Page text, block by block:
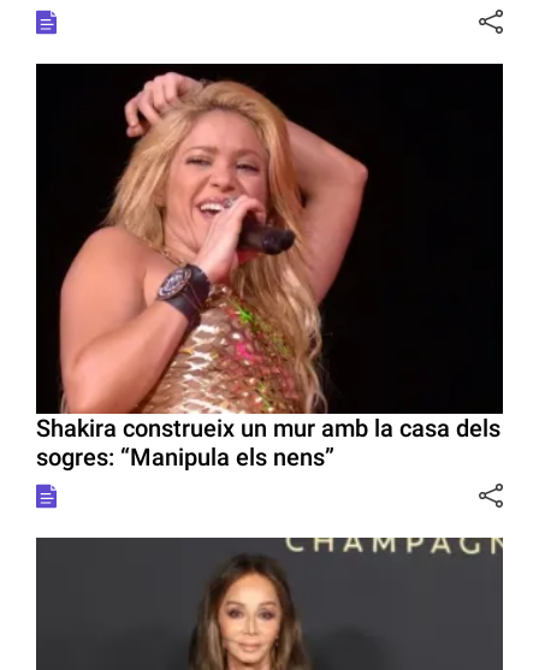
Shakira construeix un mur amb la casa dels
sogres: “Manipula els nens”